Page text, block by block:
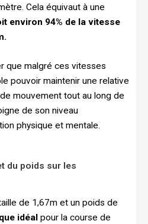
Cela équivaut à une
environ 94% de la vitesse
que malgré ces vitesses
pouvoir maintenir une relative
mouvement tout au long de
de son niveau
physique et mentale.
du poids sur les
de 1,67m et un poids de
idéal pour la course de